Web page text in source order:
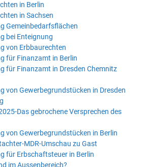
in Berlin
in Sachsen
Gemeinbedarfsflächen
bei Enteignung
von Erbbaurechten
für Finanzamt in Berlin
für Finanzamt in Dresden Chemnitz
von Gewerbegrundstücken in Dresden
Das gebrochene Versprechen des
von Gewerbegrundstücken in Berlin
MDR-Umschau zu Gast
für Erbschaftsteuer in Berlin
im Aussenbereich?